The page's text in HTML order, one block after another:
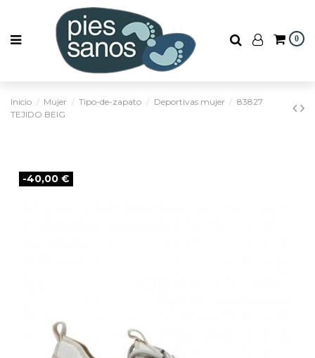
0
Inicio Mujer Tipo-de-zapato Deportivas mujer
83827
TEJIDO BEIG
-40,00 €